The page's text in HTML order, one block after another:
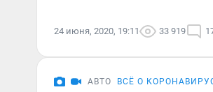
24 июня, 2020, 19:11 33 919
АВТО ВСЁ О